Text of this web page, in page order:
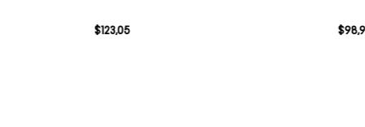
$123,05 $98,